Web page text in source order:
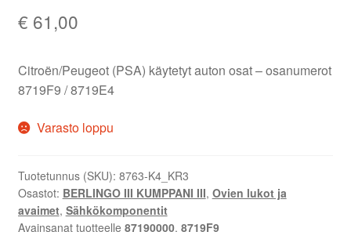
€ 61,00
Citroën/Peugeot (PSA) käytetyt auton osat – osanumerot
8719F9 / 8719E4
Varasto loppu
Tuotetunnus (SKU): 8763-K4_KR3
Osastot: BERLINGO III KUMPPANI III, Ovien lukot ja
avaimet, Sähkökomponentit
Avainsanat tuotteelle 87190000, 8719F9